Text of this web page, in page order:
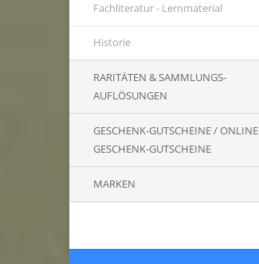
Fachliteratur - Lernmaterial
Historie
RARITÄTEN & SAMMLUNGS-
AUFLÖSUNGEN
GESCHENK-GUTSCHEINE / ONLINE
GESCHENK-GUTSCHEINE
MARKEN